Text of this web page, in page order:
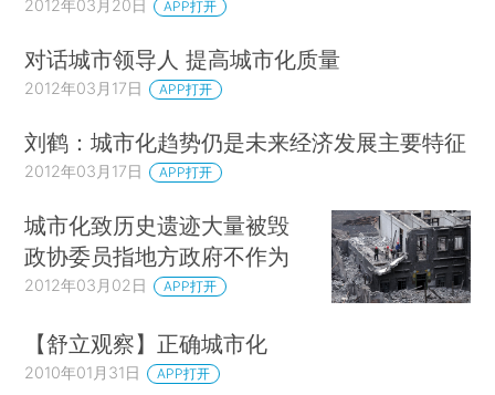
2012年03月20日 APP打开
对话城市领导人 提高城市化质量
2012年03月17日 APP打开
刘鹤：城市化趋势仍是未来经济发展主要特征
2012年03月17日 APP打开
城市化致历史遗迹大量被毁
政协委员指地方政府不作为
2012年03月02日 APP打开
【舒立观察】正确城市化
2010年01月31日 APP打开